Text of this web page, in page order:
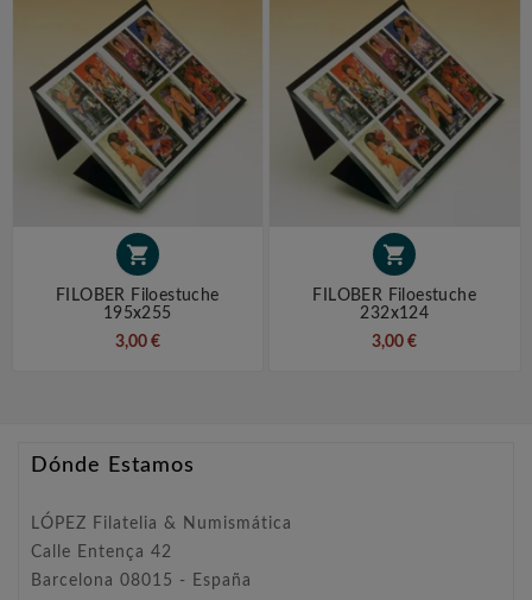

FILOBER Filoestuche
195x255
3,00 €

FILOBER Filoestuche
232x124
3,00 €
Dónde Estamos
LÓPEZ Filatelia & Numismática
Calle Entença 42
Barcelona 08015 - España